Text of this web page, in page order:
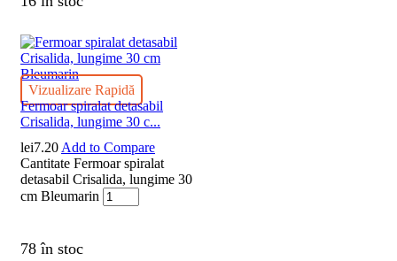
Vizualizare Rapidă
Fermoar spiralat detasabil
Crisalida, lungime 30 c...
lei7.20Add to Compare
Cantitate Fermoar spiralat
detasabil Crisalida, lungime 30
cm Bleumarin
78 în stoc